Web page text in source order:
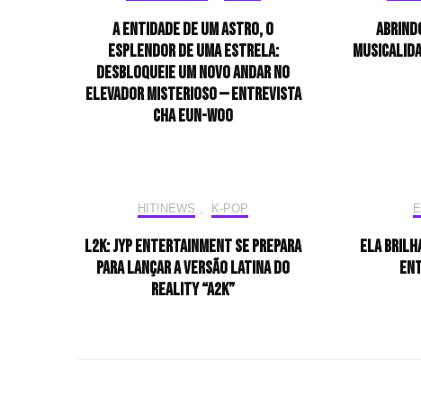
A entidade de um astro, o
esplendor de uma estrela:
desbloqueie um novo andar no
elevador misterioso — Entrevista
CHA EUN-WOO
HIT!NEWS , K-POP
L2K: JYP Entertainment se prepara
para lançar a versão latina do
reality “A2K”
Ela